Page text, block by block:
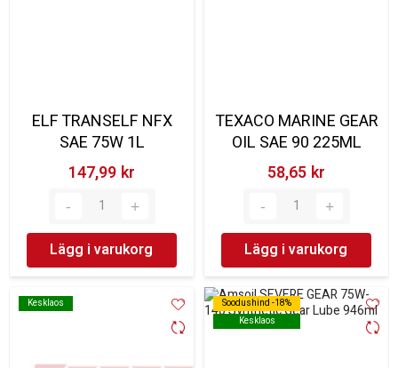
ELF TRANSELF NFX
SAE 75W 1L
147,99 kr‎
Lägg i varukorg
TEXACO MARINE GEAR
OIL SAE 90 225ML
58,65 kr‎
Lägg i varukorg
Kesklaos
Kesklaos
Soodushind -18%
Kesklaos
Soodushind -18%
Kesklaos